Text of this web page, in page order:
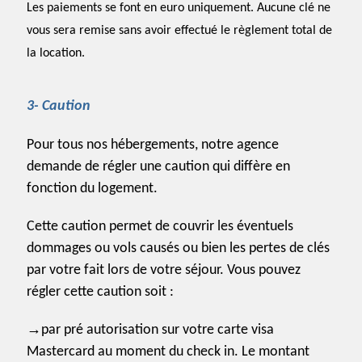
Les paiements se font en euro uniquement. Aucune clé ne
vous sera remise sans avoir effectué le règlement total de
la location.
3- Caution
Pour tous nos hébergements, notre agence
demande de régler une caution qui diffère en
fonction du logement.
Cette caution permet de couvrir les éventuels
dommages ou vols causés ou bien les pertes de clés
par votre fait lors de votre séjour. Vous pouvez
régler cette caution soit :
→ par pré autorisation sur votre carte visa
Mastercard au moment du check in. Le montant